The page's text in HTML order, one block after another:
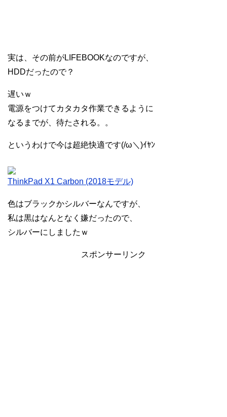
実は、その前がLIFEBOOKなのですが、
HDDだったので？
遅いｗ
電源をつけてカタカタ作業できるように
なるまでが、待たされる。。
というわけで今は超絶快適です(/ω＼)ｲﾔﾝ
ThinkPad X1 Carbon (2018モデル)
色はブラックかシルバーなんですが、
私は黒はなんとなく嫌だったので、
シルバーにしましたｗ
スポンサーリンク